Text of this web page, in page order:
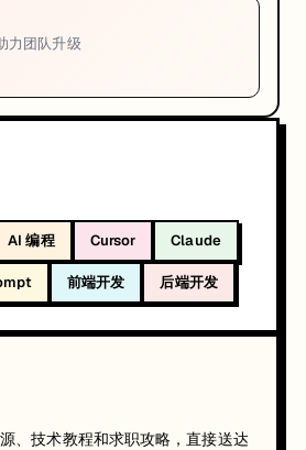
力团队升级
AI 编程 Cursor Claude
前端开发 后端开发
、技术教程和求职攻略，直接送达